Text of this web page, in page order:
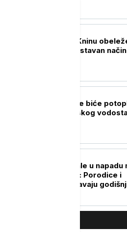
Pupovac: Oluja u Kninu
na drastično antiustavan način
ANAR: Četiri barže biće
u Dunavu zbog niskog
Sećanje na stradale u napadu
Petrovačkoj cesti: Porodice i
zvaničnici obeležavaju